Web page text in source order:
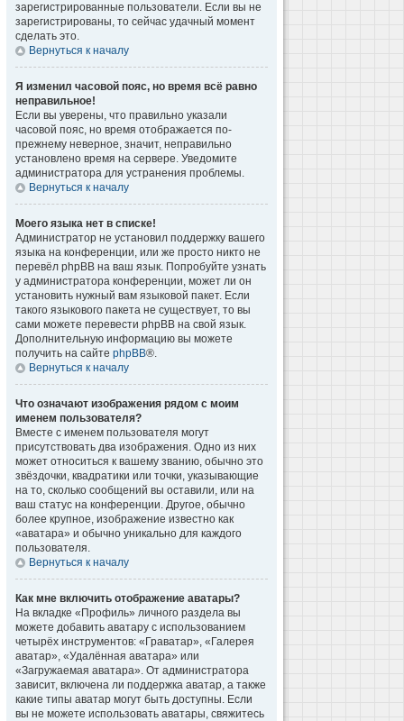
зарегистрированные пользователи. Если вы не
зарегистрированы, то сейчас удачный момент
сделать это.
Вернуться к началу
Я изменил часовой пояс, но время всё равно
неправильное!
Если вы уверены, что правильно указали
часовой пояс, но время отображается по-
прежнему неверное, значит, неправильно
установлено время на сервере. Уведомите
администратора для устранения проблемы.
Вернуться к началу
Моего языка нет в списке!
Администратор не установил поддержку вашего
языка на конференции, или же просто никто не
перевёл phpBB на ваш язык. Попробуйте узнать
у администратора конференции, может ли он
установить нужный вам языковой пакет. Если
такого языкового пакета не существует, то вы
сами можете перевести phpBB на свой язык.
Дополнительную информацию вы можете
получить на сайте phpBB®.
Вернуться к началу
Что означают изображения рядом с моим
именем пользователя?
Вместе с именем пользователя могут
присутствовать два изображения. Одно из них
может относиться к вашему званию, обычно это
звёздочки, квадратики или точки, указывающие
на то, сколько сообщений вы оставили, или на
ваш статус на конференции. Другое, обычно
более крупное, изображение известно как
«аватара» и обычно уникально для каждого
пользователя.
Вернуться к началу
Как мне включить отображение аватары?
На вкладке «Профиль» личного раздела вы
можете добавить аватару с использованием
четырёх инструментов: «Граватар», «Галерея
аватар», «Удалённая аватара» или
«Загружаемая аватара». От администратора
зависит, включена ли поддержка аватар, а также
какие типы аватар могут быть доступны. Если
вы не можете использовать аватары, свяжитесь